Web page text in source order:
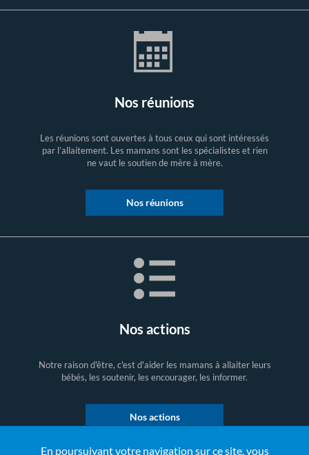
En poursuivant votre navigation sur ce site, vous
Nos réunions
Les réunions sont ouvertes à tous ceux qui sont intéressés
par l’allaitement. Les mamans sont les spécialistes et rien
ne vaut le soutien de mère à mère.
Nos réunions
Nos actions
Notre raison d'être, c'est d'aider les mamans à allaiter leurs
bébés, les soutenir, les encourager, les informer.
Nos actions